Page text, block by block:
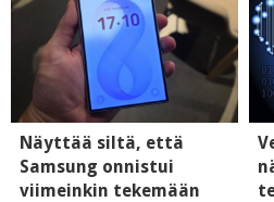
Näyttää siltä, että
Samsung onnistui
viimeinkin tekemään